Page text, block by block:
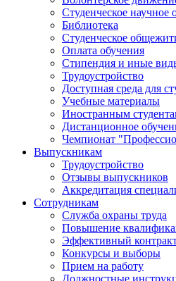
Студенческое научное
Библиотека
Студенческое
Оплата обучения
Стипендия и иные
Трудоустройство
Доступная среда для
Учебные материалы
Иностранным
Дистанционное
Чемпионат
Выпускникам
Трудоустройство
Отзывы выпускников
Аккредитация
Сотрудникам
Служба охраны труда
Повышение
Эффективный
Конкурсы и выборы
Прием на работу
Должностные